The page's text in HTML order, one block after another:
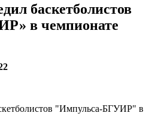
баскетболистов
в чемпионате